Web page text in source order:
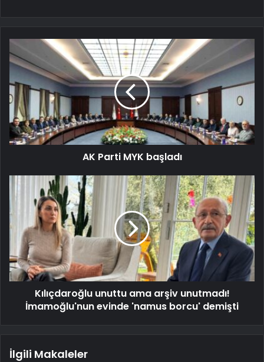
AK Parti MYK başladı
Kılıçdaroğlu unuttu ama arşiv unutmadı!
İmamoğlu'nun evinde 'namus borcu' demişti
İlgili Makaleler